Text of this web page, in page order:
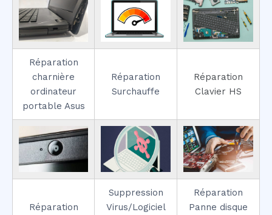
Réparation
charnière
ordinateur
portable Asus
Réparation
Surchauffe
Réparation
Clavier HS
Réparation
Suppression
Virus/Logiciel
Réparation
Panne disque